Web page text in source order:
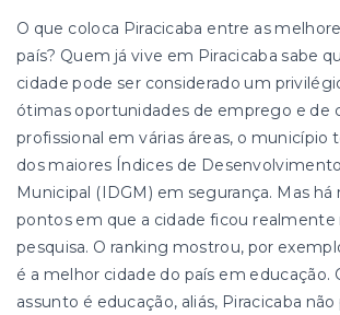
O que coloca Piracicaba entre as
país? Quem já vive em Piracicaba sabe
cidade pode ser considerado um
ótimas oportunidades de emprego e de
profissional em várias áreas, o
dos maiores Índices de
Municipal (IDGM) em segurança. Mas
pontos em que a cidade ficou realmente
pesquisa. O ranking mostrou, por
é a melhor cidade do país em educação.
assunto é educação, aliás, Piracicaba